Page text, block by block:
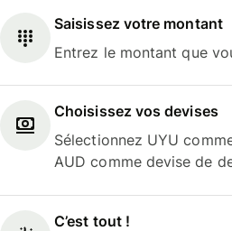
Saisissez votre montant
Entrez le montant que
Choisissez vos devises
Sélectionnez UYU
AUD comme devise de
C’est tout !